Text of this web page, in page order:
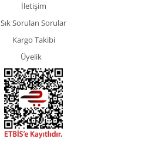
İletişim
Sık Sorulan Sorular
Kargo Takibi
Üyelik